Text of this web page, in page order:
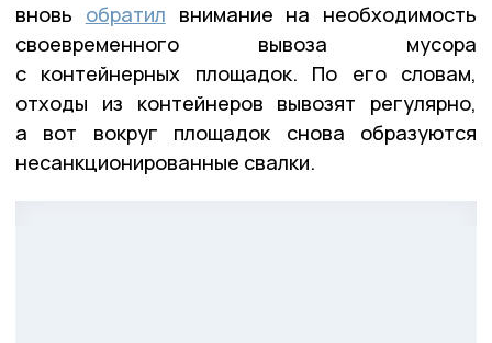
вновь обратил внимание на необходимость
своевременного вывоза мусора
с контейнерных площадок. По его словам,
отходы из контейнеров вывозят регулярно,
а вот вокруг площадок снова образуются
несанкционированные свалки.